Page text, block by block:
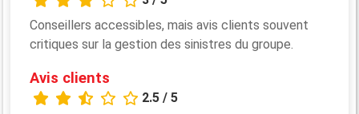
Conseillers accessibles, mais avis clients souvent
critiques sur la gestion des sinistres du groupe.
Avis clients
2.5 / 5